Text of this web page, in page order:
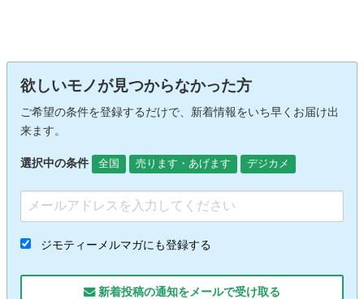
欲しいモノが見つからなかった方
ご希望の条件を登録するだけで、新着情報をいち早くお届け出
来ます。
選択中の条件 全国 売ります・あげます デジカメ
ジモティーメルマガにも登録する
新着投稿の通知をメールで受け取る